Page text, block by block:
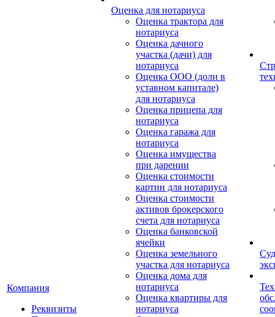
Компания
Реквизиты
Оценка для нотариуса
Оценка трактора для
нотариуса
Оценка дачного
участка (дачи) для
нотариуса
Оценка ООО (доли в
уставном капитале)
для нотариуса
Оценка прицепа для
нотариуса
Оценка гаража для
нотариуса
Оценка имущества
при дарении
Оценка стоимости
картин для нотариуса
Оценка стоимости
активов брокерского
счета для нотариуса
Оценка банковской
ячейки
Оценка земельного
участка для нотариуса
Оценка дома для
нотариуса
Оценка квартиры для
нотариуса